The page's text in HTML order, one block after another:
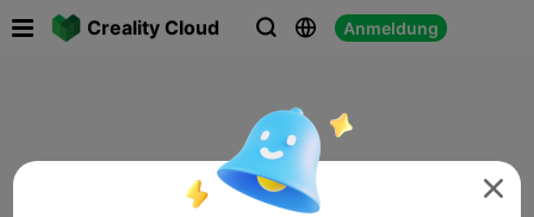
Creality Cloud   Anmeldung
